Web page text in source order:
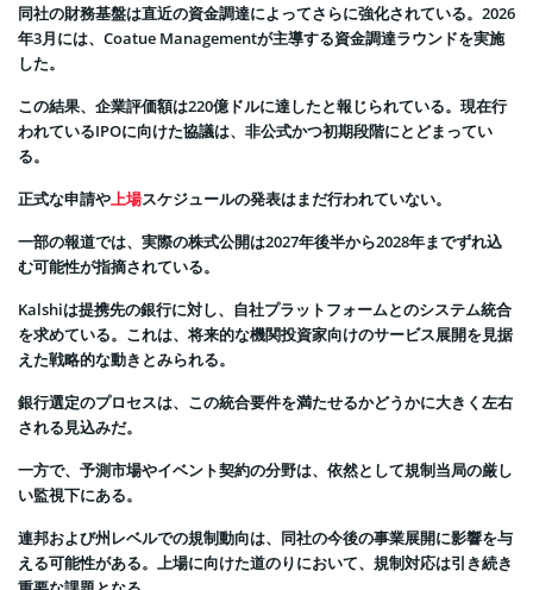
同社の財務基盤は直近の資金調達によってさらに強化されている。2026
年3月には、Coatue Managementが主導する資金調達ラウンドを実施
した。
この結果、企業評価額は220億ドルに達したと報じられている。現在行
われているIPOに向けた協議は、非公式かつ初期段階にとどまってい
る。
正式な申請や上場スケジュールの発表はまだ行われていない。
一部の報道では、実際の株式公開は2027年後半から2028年までずれ込
む可能性が指摘されている。
Kalshiは提携先の銀行に対し、自社プラットフォームとのシステム統合
を求めている。これは、将来的な機関投資家向けのサービス展開を見据
えた戦略的な動きとみられる。
銀行選定のプロセスは、この統合要件を満たせるかどうかに大きく左右
される見込みだ。
一方で、予測市場やイベント契約の分野は、依然として規制当局の厳し
い監視下にある。
連邦および州レベルでの規制動向は、同社の今後の事業展開に影響を与
える可能性がある。上場に向けた道のりにおいて、規制対応は引き続き